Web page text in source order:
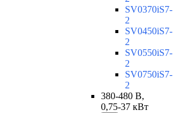
SV0370iS7-
2
SV0450iS7-
2
SV0550iS7-
2
SV0750iS7-
2
380-480 В,
0,75-37 кВт